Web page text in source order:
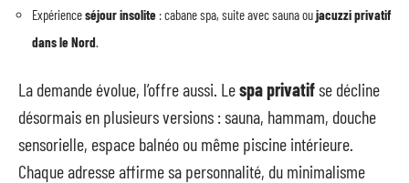
Expérienceséjour insolite : cabane spa, suite avec sauna oujacuzzi privatif
dans le Nord
La demande évolue, l’offre aussi. Lespa privatifse décline
désormais en plusieurs versions : sauna, hammam, douche
sensorielle, espace balnéo ou même piscine intérieure.
Chaque adresse affirme sa personnalité, du minimalisme